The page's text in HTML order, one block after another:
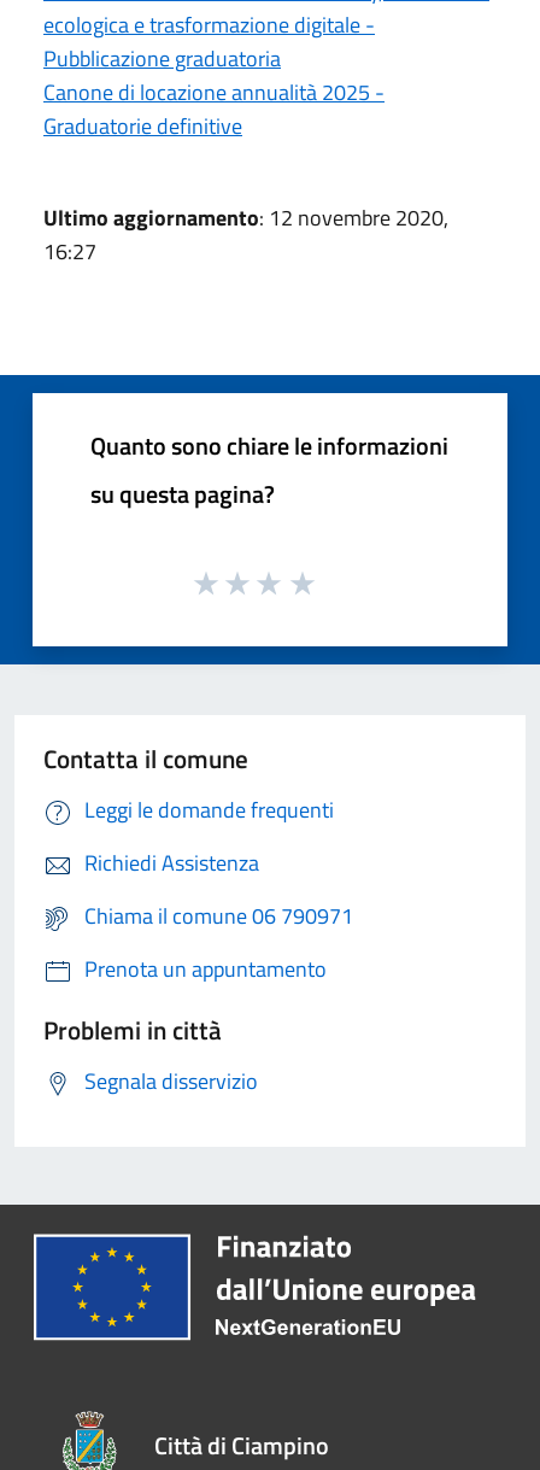
ecologica e trasformazione digitale -
Pubblicazione graduatoria
Canone di locazione annualità 2025 -
Graduatorie definitive
Ultimo aggiornamento: 12 novembre 2020,
16:27
Quanto sono chiare le informazioni
su questa pagina?
Contatta il comune
Leggi le domande frequenti
Richiedi Assistenza
Chiama il comune 06 790971
Prenota un appuntamento
Problemi in città
Segnala disservizio
Città di Ciampino